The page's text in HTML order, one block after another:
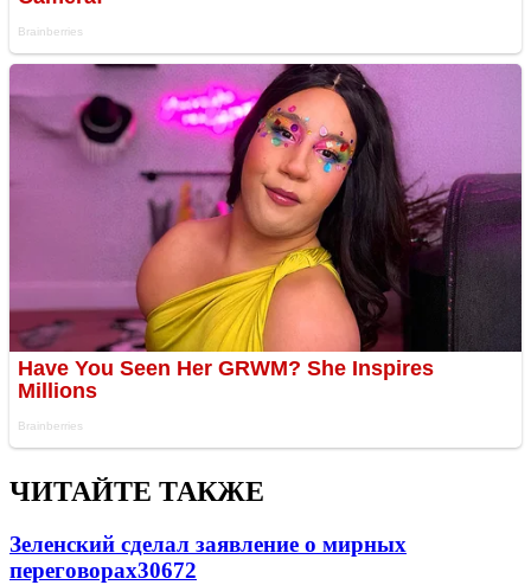
ЧИТАЙТЕ ТАКЖЕ
Зеленский сделал заявление о мирных
переговорах30672